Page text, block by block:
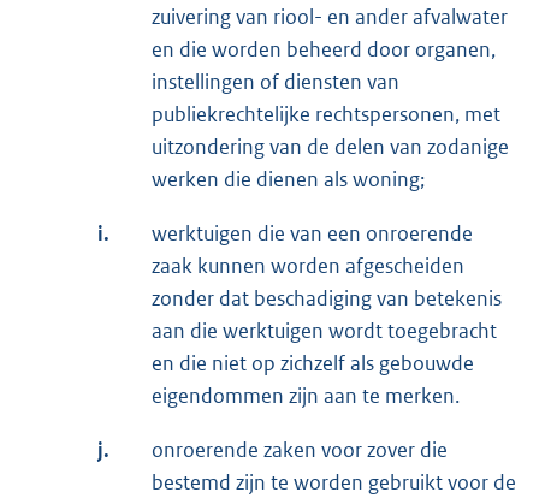
zuivering van riool- en ander afvalwater
en die worden beheerd door organen,
instellingen of diensten van
publiekrechtelijke rechtspersonen, met
uitzondering van de delen van zodanige
werken die dienen als woning;
i.
werktuigen die van een onroerende
zaak kunnen worden afgescheiden
zonder dat beschadiging van betekenis
aan die werktuigen wordt toegebracht
en die niet op zichzelf als gebouwde
eigendommen zijn aan te merken.
j.
onroerende zaken voor zover die
bestemd zijn te worden gebruikt voor de